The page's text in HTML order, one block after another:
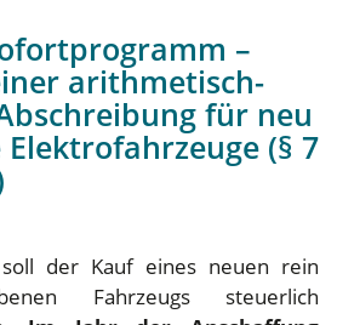
–
arithmetisch-
für neu
(§ 7
der Kauf eines neuen rein
Fahrzeugs steuerlich